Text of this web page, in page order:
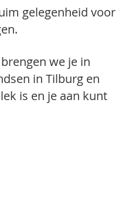
gelegenheid voor
we je in
in Tilburg en
is en je aan kunt